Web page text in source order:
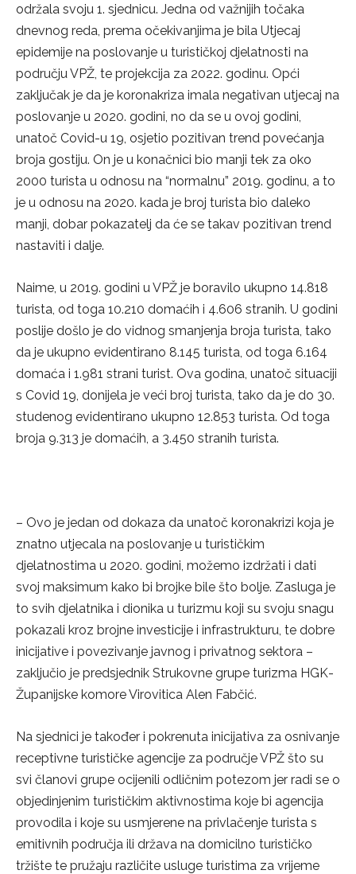
održala svoju 1. sjednicu. Jedna od važnijih točaka
dnevnog reda, prema očekivanjima je bila Utjecaj
epidemije na poslovanje u turističkoj djelatnosti na
području VPŽ, te projekcija za 2022. godinu. Opći
zaključak je da je koronakriza imala negativan utjecaj na
poslovanje u 2020. godini, no da se u ovoj godini,
unatoč Covid-u 19, osjetio pozitivan trend povećanja
broja gostiju. On je u konačnici bio manji tek za oko
2000 turista u odnosu na “normalnu” 2019. godinu, a to
je u odnosu na 2020. kada je broj turista bio daleko
manji, dobar pokazatelj da će se takav pozitivan trend
nastaviti i dalje.
Naime, u 2019. godini u VPŽ je boravilo ukupno 14.818
turista, od toga 10.210 domaćih i 4.606 stranih. U godini
poslije došlo je do vidnog smanjenja broja turista, tako
da je ukupno evidentirano 8.145 turista, od toga 6.164
domaća i 1.981 strani turist. Ova godina, unatoč situaciji
s Covid 19, donijela je veći broj turista, tako da je do 30.
studenog evidentirano ukupno 12.853 turista. Od toga
broja 9.313 je domaćih, a 3.450 stranih turista.
– Ovo je jedan od dokaza da unatoč koronakrizi koja je
znatno utjecala na poslovanje u turističkim
djelatnostima u 2020. godini, možemo izdržati i dati
svoj maksimum kako bi brojke bile što bolje. Zasluga je
to svih djelatnika i dionika u turizmu koji su svoju snagu
pokazali kroz brojne investicije i infrastrukturu, te dobre
inicijative i povezivanje javnog i privatnog sektora –
zaključio je predsjednik Strukovne grupe turizma HGK-
Županijske komore Virovitica Alen Fabčić.
Na sjednici je također i pokrenuta inicijativa za osnivanje
receptivne turističke agencije za područje VPŽ što su
svi članovi grupe ocijenili odličnim potezom jer radi se o
objedinjenim turističkim aktivnostima koje bi agencija
provodila i koje su usmjerene na privlačenje turista s
emitivnih područja ili država na domicilno turističko
tržište te pružaju različite usluge turistima za vrijeme